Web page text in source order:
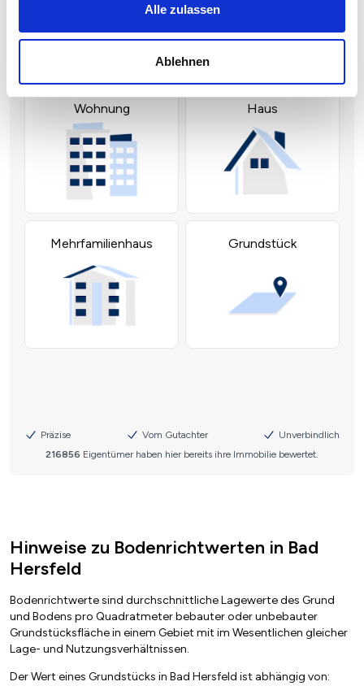
Alle zulassen
Ablehnen
Hinweise zu Bodenrichtwerten in Bad
Hersfeld
Bodenrichtwerte sind durchschnittliche Lagewerte des Grund
und Bodens pro Quadratmeter bebauter oder unbebauter
Grundstücksfläche in einem Gebiet mit im Wesentlichen gleicher
Lage- und Nutzungsverhältnissen.
Der Wert eines Grundstücks in Bad Hersfeld ist abhängig von: